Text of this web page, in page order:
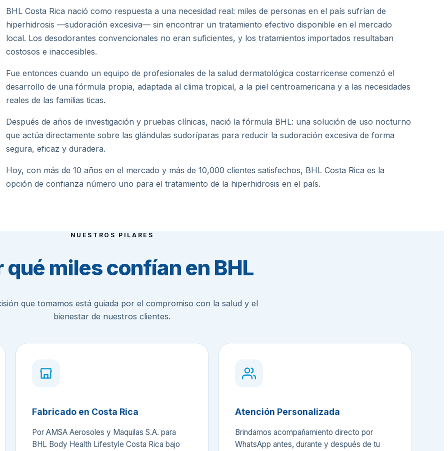
BHL Costa Rica nació como respuesta a una necesidad real: miles de personas en el país sufrían de
hiperhidrosis —sudoración excesiva— sin encontrar un tratamiento efectivo disponible en el mercado
local. Los desodorantes convencionales no eran suficientes, y los tratamientos importados resultaban
costosos e inaccesibles.
Fue entonces cuando un equipo de profesionales de la salud dermatológica costarricense comenzó el
desarrollo de una fórmula propia, adaptada al clima tropical, a la piel centroamericana y a las necesidades
reales de las familias ticas.
Después de años de investigación y pruebas clínicas, nació la fórmula BHL: una solución de uso nocturno
que actúa directamente sobre las glándulas sudoríparas para reducir la sudoración excesiva de forma
segura, eficaz y duradera.
Hoy, con más de 10 años en el mercado y más de 10,000 clientes satisfechos, BHL Costa Rica es la
opción de confianza número uno para el tratamiento de la hiperhidrosis en el país.
NUESTROS PILARES
qué miles confían en BHL
que tomamos está guiada por el compromiso con la salud y el
bienestar de nuestros clientes.
Fabricado en Costa Rica
Por AMSA Aerosoles y Maquilas S.A. para
BHL Body Health Lifestyle Costa Rica bajo
Atención Personalizada
Brindamos acompañamiento directo por
WhatsApp antes, durante y después de tu